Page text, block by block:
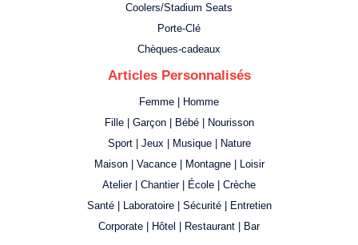
Coolers/Stadium Seats
Porte-Clé
Chèques-cadeaux
Articles Personnalisés
Femme | Homme
Fille | Garçon | Bébé | Nourisson
Sport | Jeux | Musique | Nature
Maison | Vacance | Montagne | Loisir
Atelier | Chantier | École | Crèche
Santé | Laboratoire | Sécurité | Entretien
Corporate | Hôtel | Restaurant | Bar